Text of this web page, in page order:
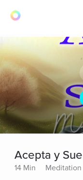
Acepta y
14 Min Meditation